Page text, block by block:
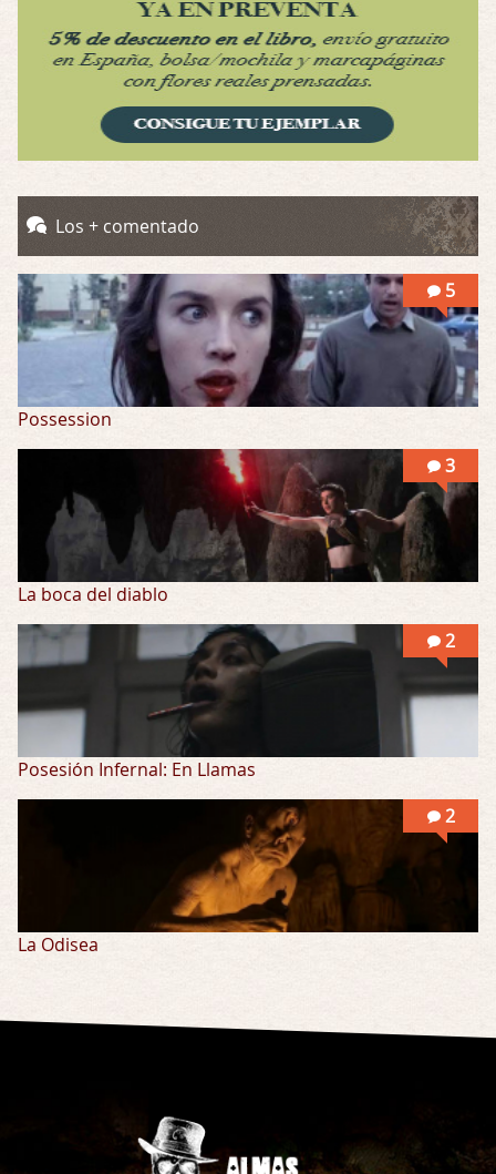
Por: Mariano
Una película normalita, nada del otro mun …
Obsession
Possession
Llevo toda una vida para verla y nunca lo …
Los + comentado
5
Possession
3
La boca del diablo
2
Posesión Infernal: En Llamas
2
La Odisea